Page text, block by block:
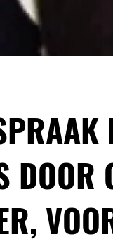
DOOR